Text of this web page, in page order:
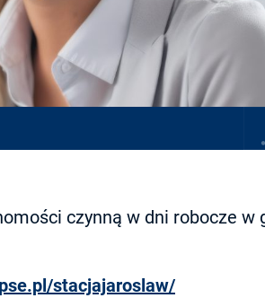
czynną w dni robocze w
stacjajaroslaw/